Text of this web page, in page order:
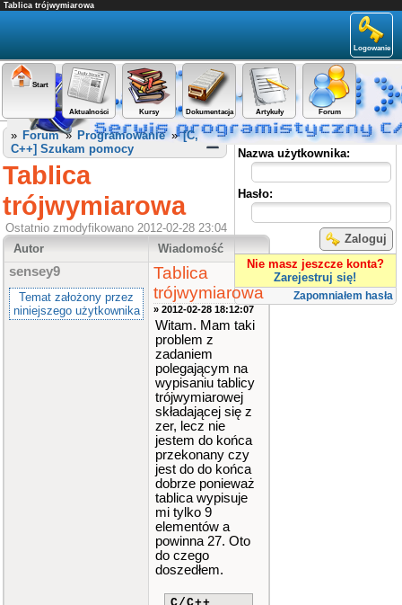
Tablica trójwymiarowa
Logowanie
Start
Aktualności Kursy Dokumentacja Artykuły Forum
Panel użytkownika
Nazwa użytkownika:
Hasło:
Zaloguj
Nie masz jeszcze konta?
Zarejestruj się!
Zapomniałem hasła
» Forum» Programowanie»[C,
C++] Szukam pomocy
Tablica
trójwymiarowa
Ostatnio zmodyfikowano 2012-02-28 23:04
Autor
Wiadomość
sensey9
Temat założony przez
niniejszego użytkownika
Tablica
trójwymiarowa
» 2012-02-28 18:12:07
Witam. Mam taki
problem z
zadaniem
polegającym na
wypisaniu tablicy
trójwymiarowej
składającej się z
zer, lecz nie
jestem do końca
przekonany czy
jest do do końca
dobrze ponieważ
tablica wypisuje
mi tylko 9
elementów a
powinna 27. Oto
do czego
doszedłem.